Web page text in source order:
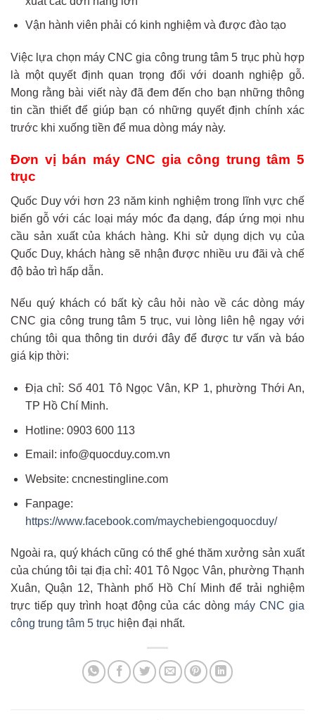
Vận hành viên phải có kinh nghiệm và được đào tạo
Việc lựa chọn máy CNC gia công trung tâm 5 trục phù hợp
là một quyết định quan trọng đối với doanh nghiệp gỗ.
Mong rằng bài viết này đã đem đến cho bạn những thông
tin cần thiết để giúp bạn có những quyết định chính xác
trước khi xuống tiền để mua dòng máy này.
Đơn vị bán máy CNC gia công trung tâm 5
trục
Quốc Duy với hơn 23 năm kinh nghiệm trong lĩnh vực chế
biến gỗ với các loại máy móc đa dạng, đáp ứng mọi nhu
cầu sản xuất của khách hàng. Khi sử dụng dịch vụ của
Quốc Duy, khách hàng sẽ nhận được nhiều ưu đãi và chế
độ bảo trì hấp dẫn.
Nếu quý khách có bất kỳ câu hỏi nào về các dòng máy
CNC gia công trung tâm 5 trục, vui lòng liên hệ ngay với
chúng tôi qua thông tin dưới đây để được tư vấn và báo
giá kịp thời:
Địa chỉ: Số 401 Tô Ngọc Vân, KP 1, phường Thới An,
TP Hồ Chí Minh.
Hotline: 0903 600 113
Email: info@quocduy.com.vn
Website: cncnestingline.com
Fanpage:
https://www.facebook.com/maychebiengoquocduy/
Ngoài ra, quý khách cũng có thể ghé thăm xưởng sản xuất
của chúng tôi tại địa chỉ: 401 Tô Ngọc Vân, phường Thạnh
Xuân, Quận 12, Thành phố Hồ Chí Minh để trải nghiệm
trực tiếp quy trình hoạt động của các dòng máy CNC gia
công trung tâm 5 trục hiện đại nhất.